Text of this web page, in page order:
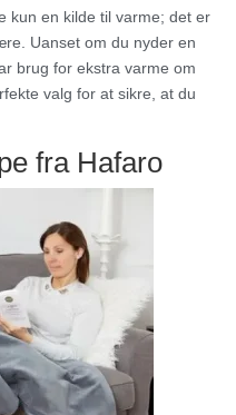
kun en kilde til varme; det er
Uanset om du nyder en
brug for ekstra varme om
valg for at sikre, at du
fra Hafaro